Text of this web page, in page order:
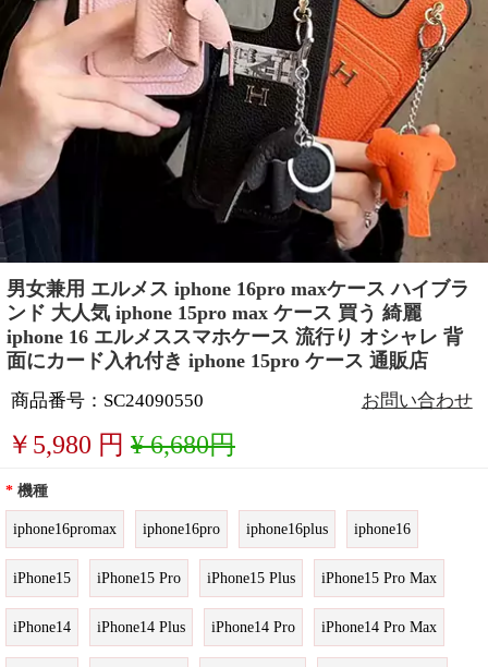
男女兼用 エルメス iphone 16pro maxケース ハイブラ
ンド 大人気 iphone 15pro max ケース 買う 綺麗
iphone 16 エルメススマホケース 流行り オシャレ 背
面にカード入れ付き iphone 15pro ケース 通販店
商品番号：SC24090550 お問い合わせ
￥ 5,980 円 ¥ 6,680円
* 機種
iphone16promax iphone16pro iphone16plus iphone16
iPhone15 iPhone15 Pro iPhone15 Plus iPhone15 Pro Max
iPhone14 iPhone14 Plus iPhone14 Pro iPhone14 Pro Max